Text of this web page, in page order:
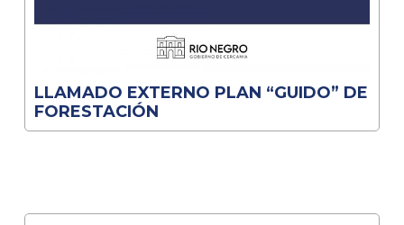
LLAMADO EXTERNO PLAN “GUIDO” DE
FORESTACIÓN